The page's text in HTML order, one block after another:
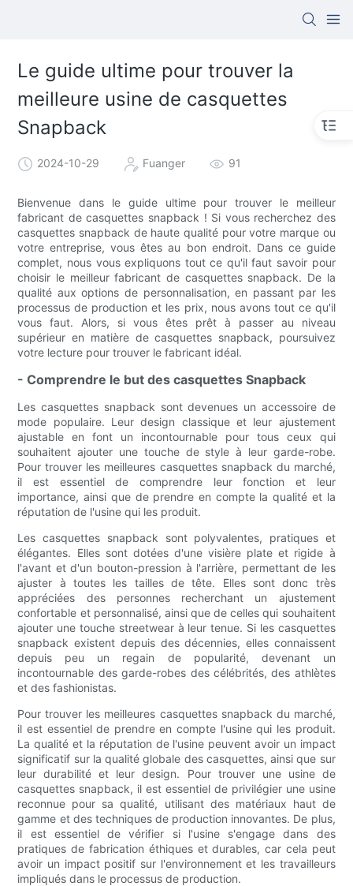
Le guide ultime pour trouver la
meilleure usine de casquettes
Snapback
2024-10-29 Fuanger 91
Bienvenue dans le guide ultime pour trouver le meilleur
fabricant de casquettes snapback ! Si vous recherchez des
casquettes snapback de haute qualité pour votre marque ou
votre entreprise, vous êtes au bon endroit. Dans ce guide
complet, nous vous expliquons tout ce qu'il faut savoir pour
choisir le meilleur fabricant de casquettes snapback. De la
qualité aux options de personnalisation, en passant par les
processus de production et les prix, nous avons tout ce qu'il
vous faut. Alors, si vous êtes prêt à passer au niveau
supérieur en matière de casquettes snapback, poursuivez
votre lecture pour trouver le fabricant idéal.
- Comprendre le but des casquettes Snapback
Les casquettes snapback sont devenues un accessoire de
mode populaire. Leur design classique et leur ajustement
ajustable en font un incontournable pour tous ceux qui
souhaitent ajouter une touche de style à leur garde-robe.
Pour trouver les meilleures casquettes snapback du marché,
il est essentiel de comprendre leur fonction et leur
importance, ainsi que de prendre en compte la qualité et la
réputation de l'usine qui les produit.
Les casquettes snapback sont polyvalentes, pratiques et
élégantes. Elles sont dotées d'une visière plate et rigide à
l'avant et d'un bouton-pression à l'arrière, permettant de les
ajuster à toutes les tailles de tête. Elles sont donc très
appréciées des personnes recherchant un ajustement
confortable et personnalisé, ainsi que de celles qui souhaitent
ajouter une touche streetwear à leur tenue. Si les casquettes
snapback existent depuis des décennies, elles connaissent
depuis peu un regain de popularité, devenant un
incontournable des garde-robes des célébrités, des athlètes
et des fashionistas.
Pour trouver les meilleures casquettes snapback du marché,
il est essentiel de prendre en compte l'usine qui les produit.
La qualité et la réputation de l'usine peuvent avoir un impact
significatif sur la qualité globale des casquettes, ainsi que sur
leur durabilité et leur design. Pour trouver une usine de
casquettes snapback, il est essentiel de privilégier une usine
reconnue pour sa qualité, utilisant des matériaux haut de
gamme et des techniques de production innovantes. De plus,
il est essentiel de vérifier si l'usine s'engage dans des
pratiques de fabrication éthiques et durables, car cela peut
avoir un impact positif sur l'environnement et les travailleurs
impliqués dans le processus de production.